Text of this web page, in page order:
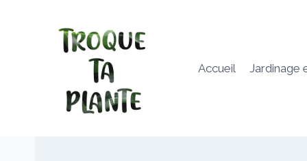
Accueil
Jardinage